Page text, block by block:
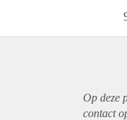
Op deze
contact